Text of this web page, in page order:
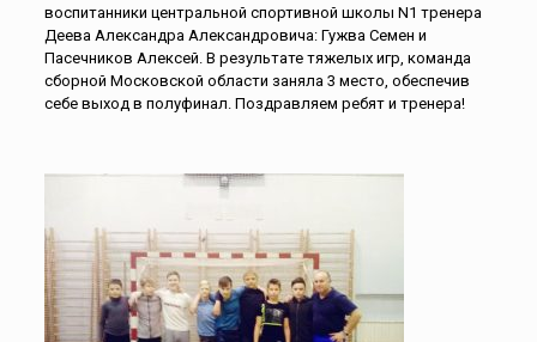
воспитанники центральной спортивной школы N1 тренера
Деева Александра Александровича: Гужва Семен и
Пасечников Алексей. В результате тяжелых игр, команда
сборной Московской области заняла 3 место, обеспечив
себе выход в полуфинал. Поздравляем ребят и тренера!